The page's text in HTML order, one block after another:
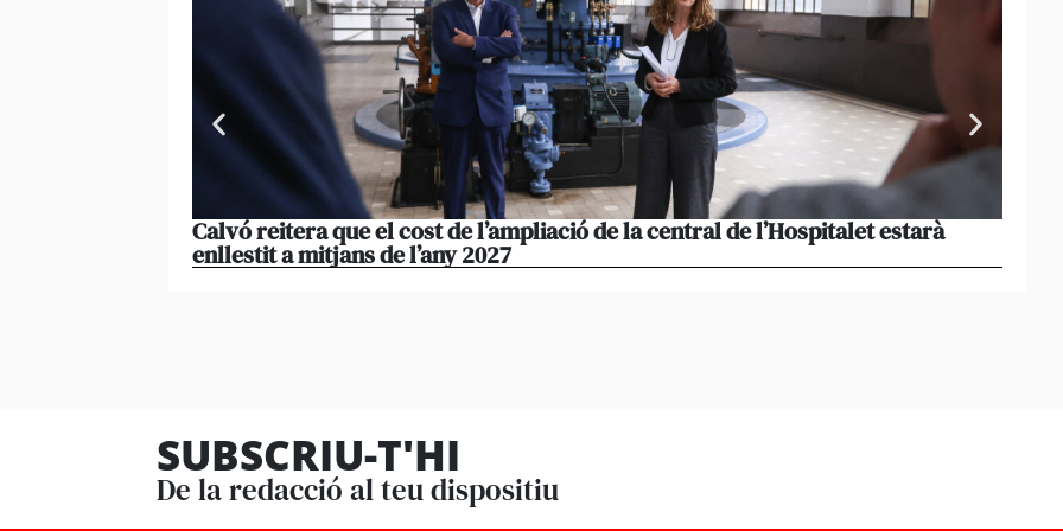
Calvó reitera que el cost de l’ampliació de la central de l’Hospitalet estarà
enllestit a mitjans de l’any 2027
SUBSCRIU-T'HI
De la redacció al teu dispositiu